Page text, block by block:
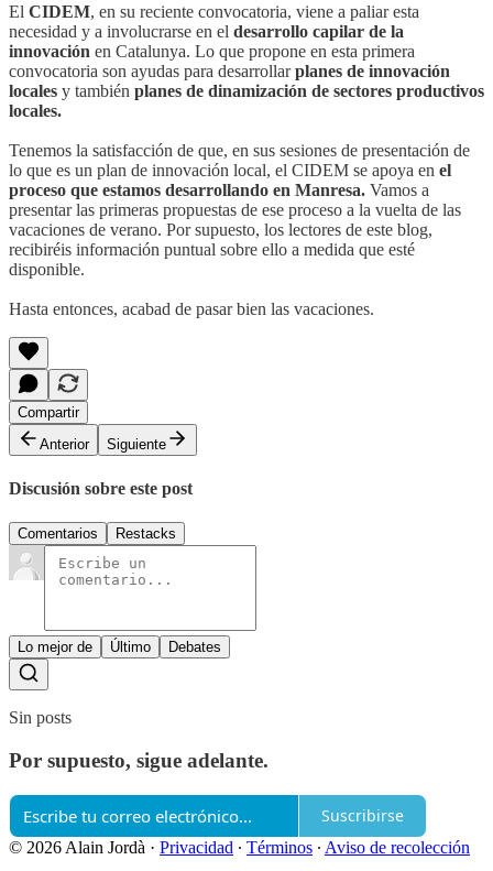
El CIDEM, en su reciente convocatoria, viene a paliar esta
necesidad y a involucrarse en el desarrollo capilar de la
innovación en Catalunya. Lo que propone en esta primera
convocatoria son ayudas para desarrollarplanes de innovación
locales y también planes de dinamización de sectores productivos
locales.
Tenemos la satisfacción de que, en sus sesiones de presentación de
lo que es un plan de innovación local, el CIDEM se apoya en el
proceso que estamos desarrollando en Manresa. Vamos a
presentar las primeras propuestas de ese proceso a la vuelta de las
vacaciones de verano. Por supuesto, los lectores de este blog,
recibiréis información puntual sobre ello a medida que esté
disponible.
Hasta entonces, acabad de pasar bien las vacaciones.
Compartir
Anterior
Siguiente
Discusión sobre este post
Comentarios Restacks
Lo mejor de Último Debates
Sin posts
Por supuesto, sigue adelante.
Suscribirse
© 2026 Alain Jordà · Privacidad ∙ Términos ∙ Aviso de recolección